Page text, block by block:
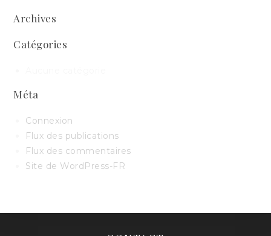
Archives
Catégories
Méta
Connexion
Flux des publications
Flux des commentaires
Site de WordPress-FR